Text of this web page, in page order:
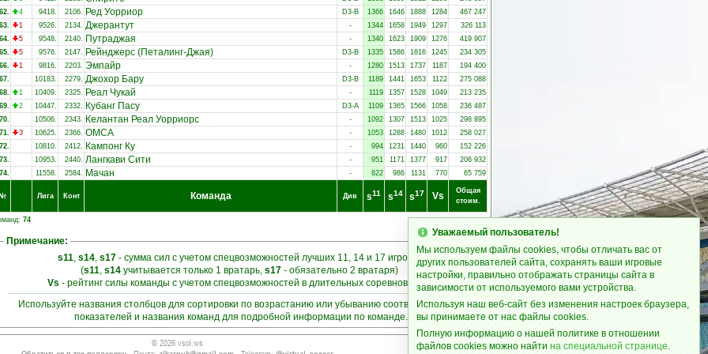
62.
4 9418. 2106. Ред Уорриор D3-B 1366 1646 1888 1284
467 247
63.
1 9526. 2134. Джерантут - 1344 1658 1949 1297
326 113
64.
5 9548. 2140. Путраджая - 1340 1623 1909 1276
419 907
65.
5 9576. 2147. Рейнджерс (Петалинг-Джая) D3-B 1335 1586 1816 1245
234 305
66.
1 9816. 2203. Эмпайр - 1280 1513 1737 1187
194 400
67.
10183. 2279. Джохор Бару D3-B 1189 1441 1653 1122
275 088
68.
1 10409. 2325. Реал Чукай - 1119 1357 1528 1049
213 235
69.
2 10447. 2332. Кубанг Пасу D3-A 1109 1365 1566 1058
236 487
70.
10506. 2343. Келантан Реал Уорриорс - 1092 1307 1513 1025
298 895
71.
3 10625. 2366. ОМСА - 1053 1288 1480 1012
258 027
72.
10810. 2412. Кампонг Ку - 994 1231 1440 960
152 226
73.
10953. 2440. Лангкави Сити - 951 1171 1377 917
206 932
74.
11558. 2584. Мачан - 822 986 1131 770 65 759
Лига Конт Команда Див s11 s14 s17 Vs
Общая
стоим.
74
Примечание:
s11, s14, s17- сумма сил с учетом спецвозможностей лучших 11, 14 и 17 игроков
(s11, s14 учитывается только 1 вратарь, s17 - обязательно 2 вратаря)
Vs - рейтинг силы команды с учетом спецвозможностей в длительных соревнованиях
Используйте названия столбцов для сортировки по возрастанию или убыванию соответствующих
показателей и названия команд для подробной информации по команде.
© 2026 vsol.ws
Уважаемый пользователь!
Мы используем файлы cookies, чтобы отличать вас от
других пользователей сайта, сохранять ваши игровые
настройки, правильно отображать страницы сайта в
зависимости от используемого вами устройства.
Используя наш веб-сайт без изменения настроек браузера,
вы принимаете от нас файлы cookies.
Полную информацию о нашей политике в отношении
файлов cookies можно найти на специальной странице.